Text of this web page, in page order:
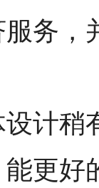
务，
计稍
更好